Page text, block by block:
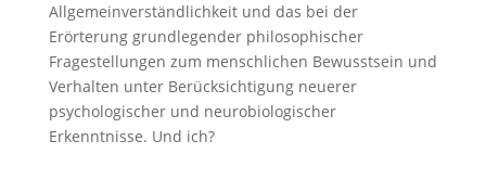
Allgemeinverständlichkeit und das bei der
Erörterung grundlegender philosophischer
Fragestellungen zum menschlichen Bewusstsein und
Verhalten unter Berücksichtigung neuerer
psychologischer und neurobiologischer
Erkenntnisse. Und ich?